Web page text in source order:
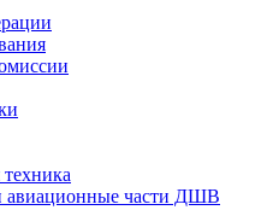
части ДШВ